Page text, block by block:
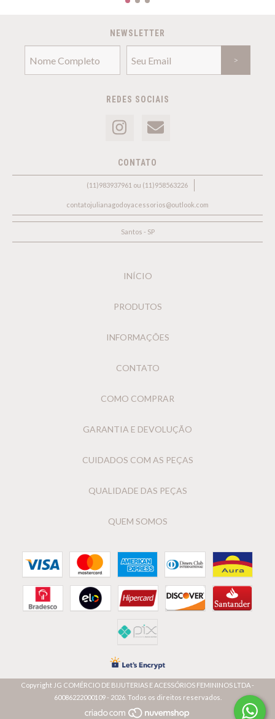
NEWSLETTER
REDES SOCIAIS
CONTATO
(11)983937961 ou (11)958563226
contatojulianagodoyacessorios@outlook.com
Santos - SP
INÍCIO
PRODUTOS
INFORMAÇÕES
CONTATO
COMO COMPRAR
GARANTIA E DEVOLUÇÃO
CUIDADOS COM AS PEÇAS
QUALIDADE DAS PEÇAS
QUEM SOMOS
Copyright JG COMÉRCIO DE BIJUTERIAS E ACESSÓRIOS FEMININOS LTDA -
60086222000109 - 2026. Todos os direitos reservados.